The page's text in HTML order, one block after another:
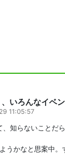
いろんなイベ
11:05:57
知らないことだら
うかなと思案中